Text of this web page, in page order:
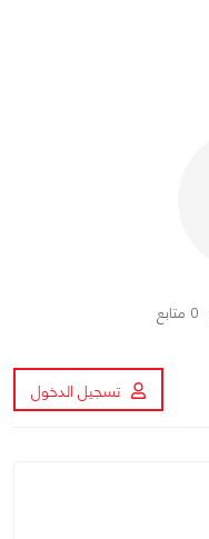
0 متابع
تسجيل الدخول